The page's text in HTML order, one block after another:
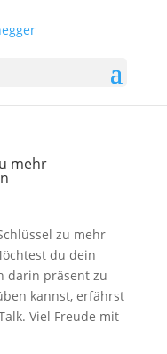
mehr
zu mehr
du dein
darin präsent zu
kannst, erfährst
Viel Freude mit